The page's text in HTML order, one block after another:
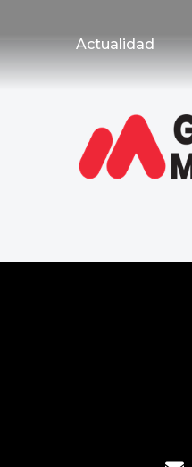
Actualidad